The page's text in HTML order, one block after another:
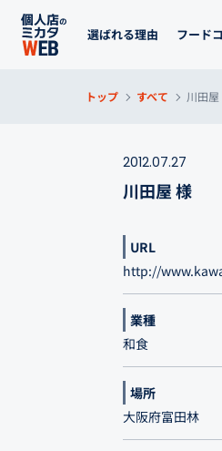
選ばれる理由 フード
トップ すべて 川田屋
2012.07.27
川田屋 様
URL
http://
業種
和食
場所
大阪府富田林